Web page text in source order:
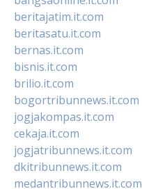
beritajatim.it.com
beritasatu.it.com
bernas.it.com
bisnis.it.com
brilio.it.com
bogortribunnews.it.com
jogjakompas.it.com
cekaja.it.com
jogjatribunnews.it.com
dkitribunnews.it.com
medantribunnews.it.com